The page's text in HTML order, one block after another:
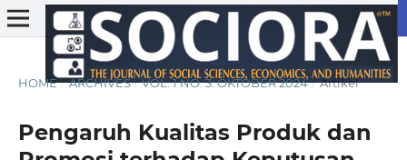
HOME / ARCHIVES / VOL. 1 NO. 3: OKTOBER 2024 / Artikel
Pengaruh Kualitas Produk dan